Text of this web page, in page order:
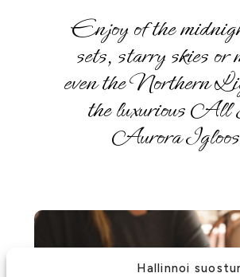
Hallinnoi
Enjoy of the
sets, starry skies or
even the Northern
the luxurious All
Aurora